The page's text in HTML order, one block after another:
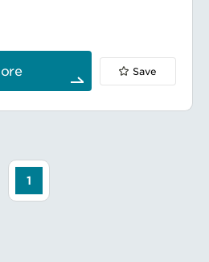
働省、アカデミア、業界団体との関係
ファンクショナル連携HEORチームと
ションの魅力
patient experiences.
value and meet evolving needs
the healthcare industry.
をする役割です。今回募集のスペシャ
、マネージャーからの指示の下、当社
する政策議論に影響力を持つ政府機関
議員、地方自体、医療従事者、臨床
者、アカデミア、およびその他の市民
成や関係者との協議の場の設定、必要
て、グローバルのガバメントアフェア
ームとの協力もあります。
Save
1